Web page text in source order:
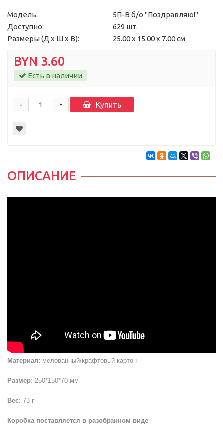
Модель:
5П-В б/о "Поздравляю!"
Доступно:
629 шт.
Размеры (Д x Ш x В):
25.00 x 15.00 x 7.00 см
BYN 3.60
Есть в наличии
+
- Купить
ОПИСАНИЕ
Материал: мелованный/крафтовый картон
Размер: 250*150*70 мм
Вес: 73 г
Коробка поставляется в разобранном виде